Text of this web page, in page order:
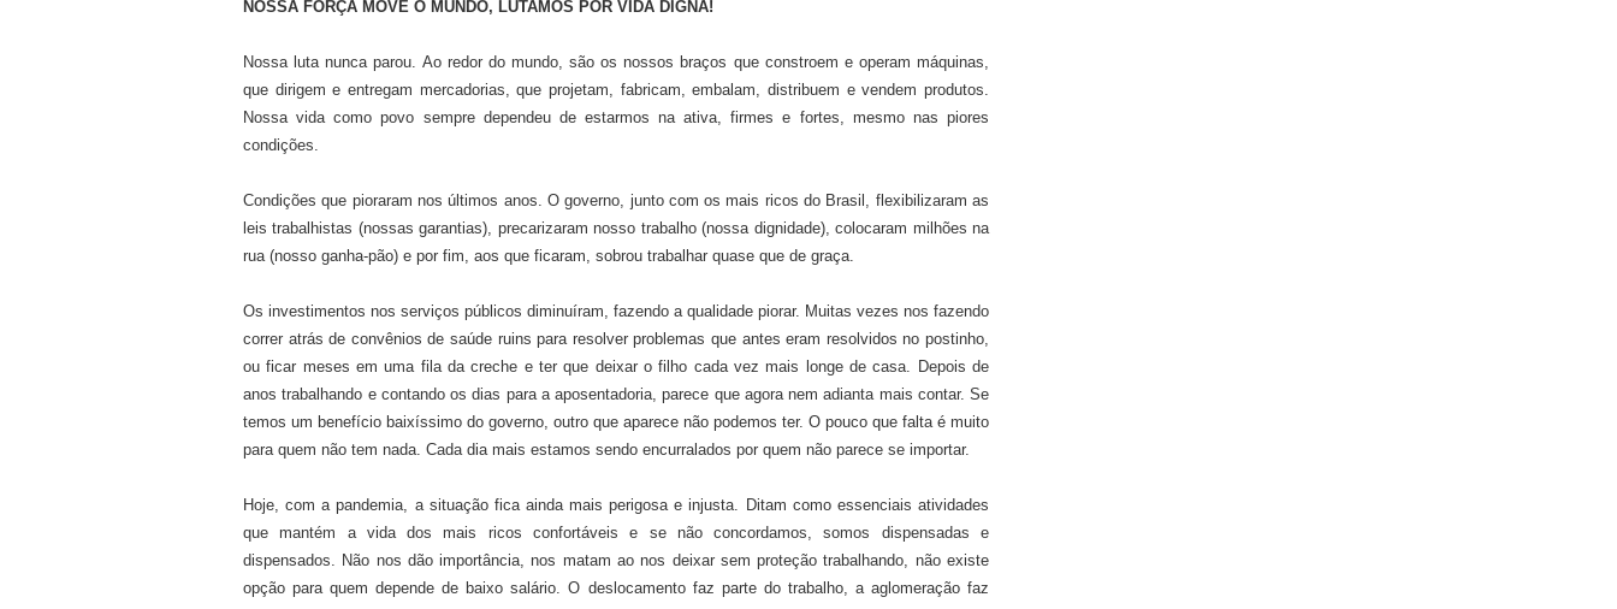
NOSSA FORÇA MOVE O MUNDO, LUTAMOS POR VIDA DIGNA!
Nossa luta nunca parou. Ao redor do mundo, são os nossos braços que constroem e operam máquinas,
que dirigem e entregam mercadorias, que projetam, fabricam, embalam, distribuem e vendem produtos.
Nossa vida como povo sempre dependeu de estarmos na ativa, firmes e fortes, mesmo nas piores
condições.
Condições que pioraram nos últimos anos. O governo, junto com os mais ricos do Brasil, flexibilizaram as
leis trabalhistas (nossas garantias), precarizaram nosso trabalho (nossa dignidade), colocaram milhões na
rua (nosso ganha-pão) e por fim, aos que ficaram, sobrou trabalhar quase que de graça.
Os investimentos nos serviços públicos diminuíram, fazendo a qualidade piorar. Muitas vezes nos fazendo
correr atrás de convênios de saúde ruins para resolver problemas que antes eram resolvidos no postinho,
ou ficar meses em uma fila da creche e ter que deixar o filho cada vez mais longe de casa. Depois de
anos trabalhando e contando os dias para a aposentadoria, parece que agora nem adianta mais contar. Se
temos um benefício baixíssimo do governo, outro que aparece não podemos ter. O pouco que falta é muito
para quem não tem nada. Cada dia mais estamos sendo encurralados por quem não parece se importar.
Hoje, com a pandemia, a situação fica ainda mais perigosa e injusta. Ditam como essenciais atividades
que mantém a vida dos mais ricos confortáveis e se não concordamos, somos dispensadas e
dispensados. Não nos dão importância, nos matam ao nos deixar sem proteção trabalhando, não existe
opção para quem depende de baixo salário. O deslocamento faz parte do trabalho, a aglomeração faz